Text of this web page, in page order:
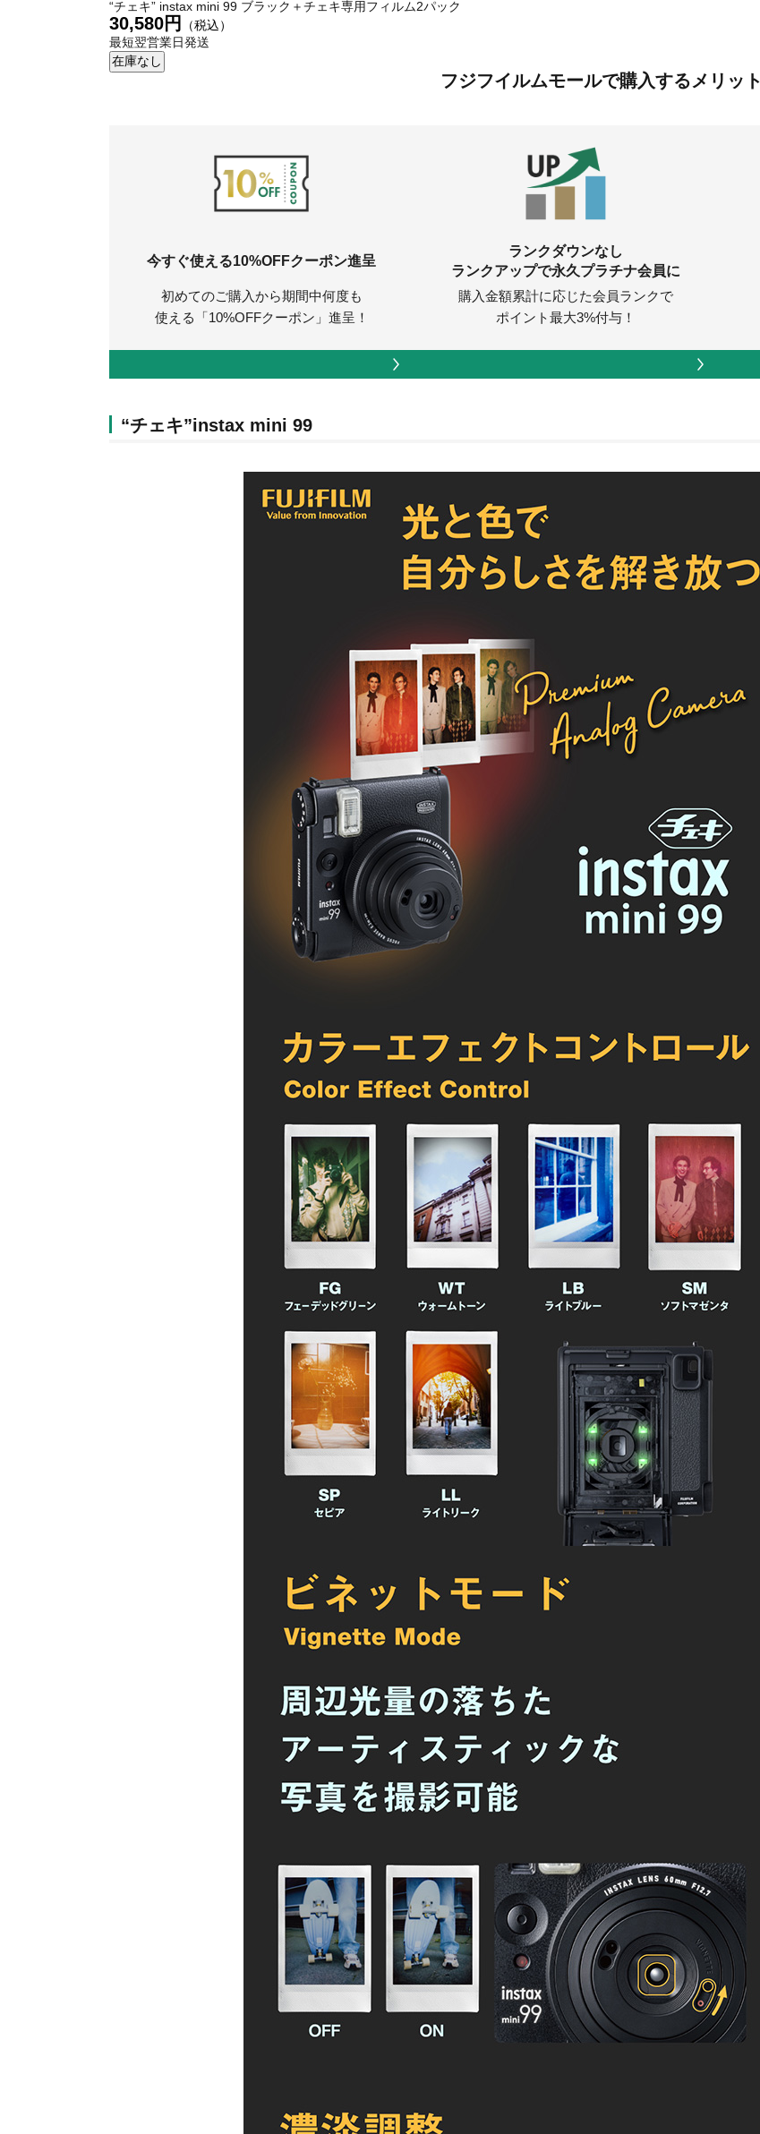
“チェキ” instax mini 99 ブラック＋チェキ専用フィルム2パック
30,580円
（税込）
最短翌営業日発送
フジフイルムモールで購入するメリット
今すぐ使える10%OFFクーポン進呈
初めてのご購入から期間中何度も
使える「10%OFFクーポン」進呈！
ランクダウンなし
ランクアップで永久プラチナ会員に
購入金額累計に応じた会員ランクで
ポイント最大3%付与！
“チェキ”instax mini 99